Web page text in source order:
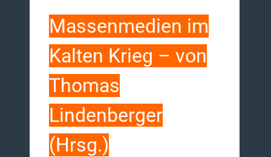
Massenmedien im
Kalten Krieg – von
Thomas
Lindenberger
(Hrsg.)